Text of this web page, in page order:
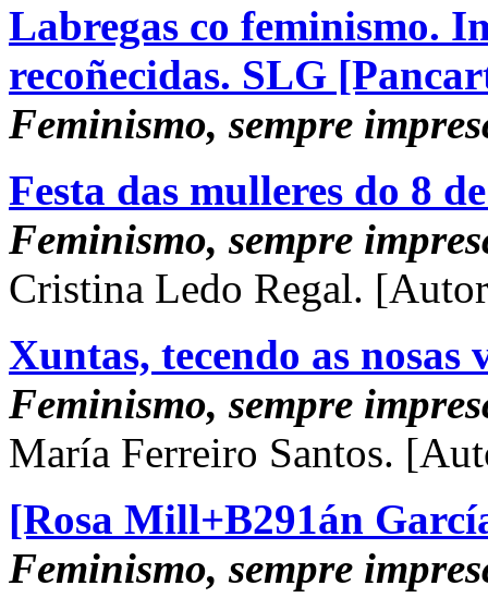
Labregas co feminismo.
recoñecidas. SLG
Feminismo, sempre
Festa das mulleres do 8
Feminismo, sempre
Cristina Ledo Regal.
Xuntas, tecendo as nosas
Feminismo, sempre
María Ferreiro Santos.
[Rosa Mill+B291án
Feminismo, sempre